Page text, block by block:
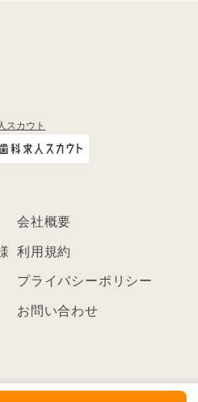
スカウト
会社概要
利用規約
プライバシーポリシー
お問い合わせ